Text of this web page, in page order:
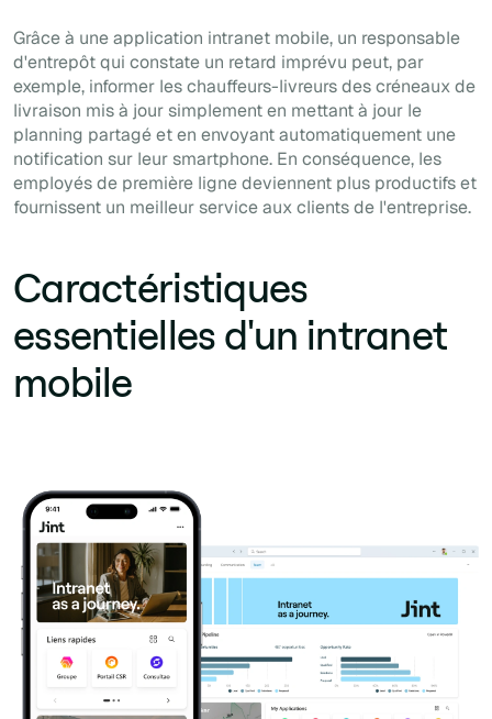
Grâce à une application intranet mobile, un responsable
d'entrepôt qui constate un retard imprévu peut, par
exemple, informer les chauffeurs-livreurs des créneaux de
livraison mis à jour simplement en mettant à jour le
planning partagé et en envoyant automatiquement une
notification sur leur smartphone. En conséquence, les
employés de première ligne deviennent plus productifs et
fournissent un meilleur service aux clients de l'entreprise.
Caractéristiques
essentielles d'un intranet
mobile